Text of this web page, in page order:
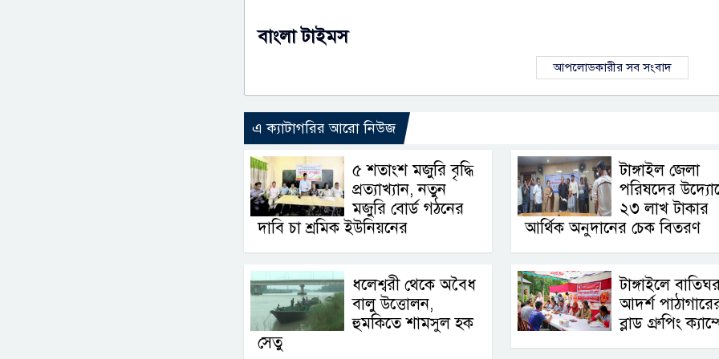
বাংলা টাইমস
আপলোডকারীর সব সংবাদ
এ ক্যাটাগরির আরো নিউজ
৫ শতাংশ মজুরি বৃদ্ধি
প্রত্যাখ্যান, নতুন
মজুরি বোর্ড গঠনের
দাবি চা শ্রমিক ইউনিয়নের
টাঙ্গাইল জেলা
পরিষদের
২৩ লাখ টাকার
আর্থিক অনুদানের চেক বিতরণ
ধলেশ্বরী থেকে অবৈধ
বালু উত্তোলন,
হুমকিতে শামসুল হক
সেতু
টাঙ্গাইলে
আদর্শ
ব্লাড গ্রুপিং